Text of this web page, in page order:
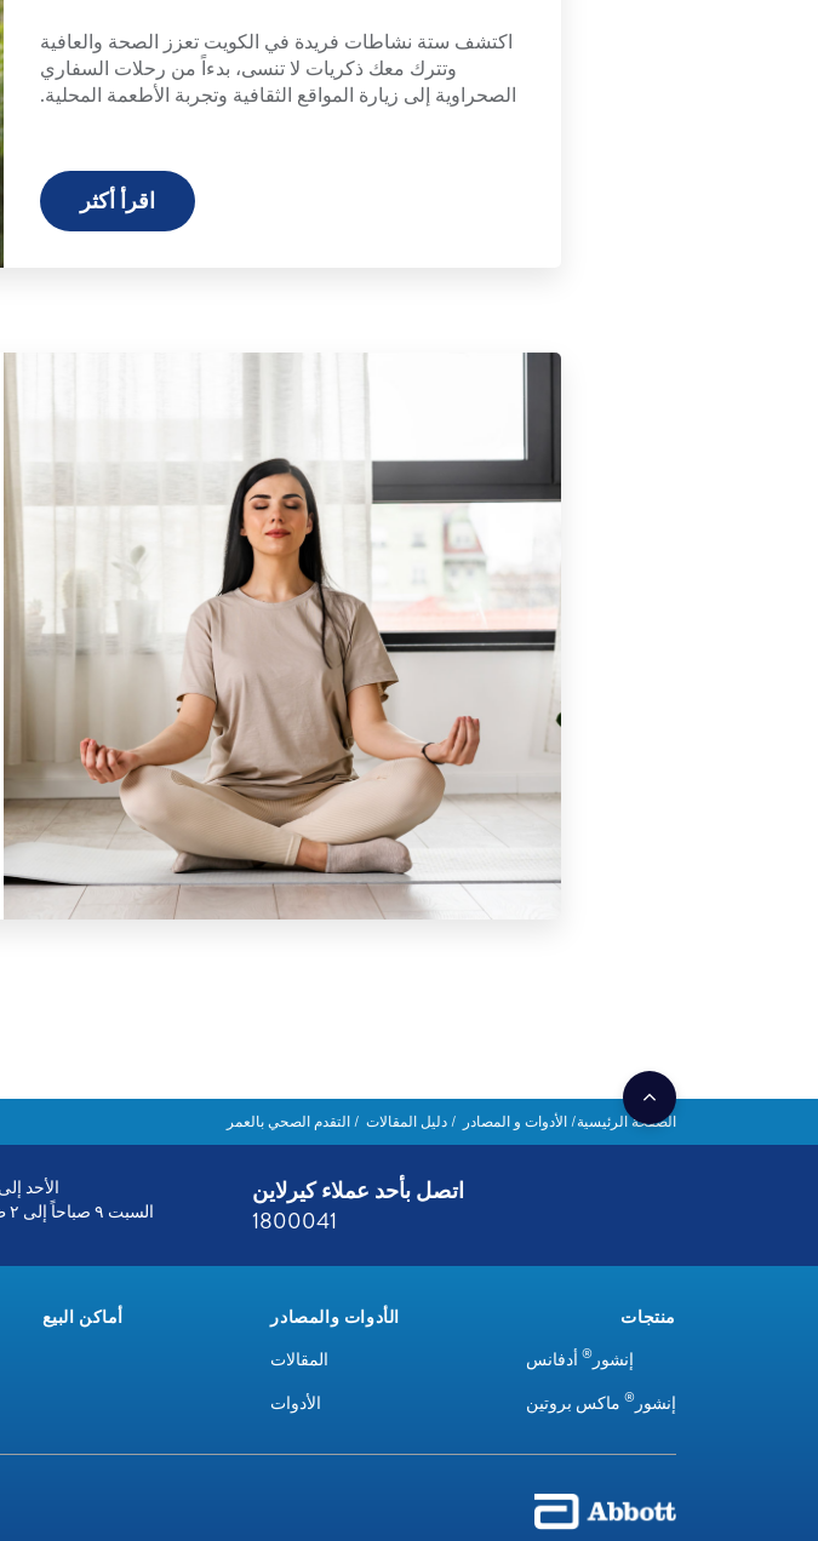
اكتشف ستة نشاطات فريدة في الكويت تعزز الصحة والعافية
وتترك معك ذكريات لا تنسى، بدءاً من رحلات السفاري
الصحراوية إلى زيارة المواقع الثقافية وتجربة الأطعمة المحلية.
اقرأ أكثر
الصفحة الرئيسية الأدوات و المصادر دليل المقالات التقدم الصحي بالعمر
اتصل بأحد عملاء كيرلاين
1800041
الأحد إلى
السبت ٩ صباحاً إلى ٢ ظهراً (ما عدا العطلات الرسمية)
منتجات
إنشور ® أدفانس
إنشور ® ماكس بروتين
الأدوات والمصادر
المقالات
الأدوات
أماكن البيع